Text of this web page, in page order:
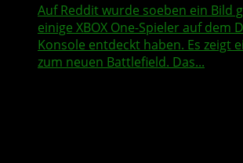
Auf Reddit wurde soeben ein Bild
einige XBOX One-Spieler auf dem
Konsole entdeckt haben. Es zeigt
zum neuen Battlefield. Das...